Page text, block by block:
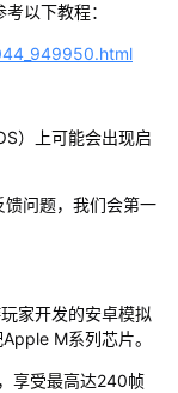
以下教程：
）上可能会出现启
馈问题，我们会第一
家开发的安卓模拟
M系列芯片。
享受最高达240帧